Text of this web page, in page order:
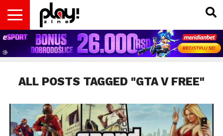
VESTI
MAGAZIN
PLAY!RETRO
PLAY!CAST
PLAY!CON
PLAY!BIZ
INSIDER
OPISI
IGARA
DOMAĆA
SCENA
INTERVJUI
GADGETS
FILM
& TV
KOLUMNE
ALL POSTS TAGGED "GTA V FREE"